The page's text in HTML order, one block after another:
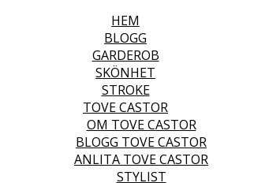
HEM
BLOGG
GARDEROB
SKÖNHET
STROKE
TOVE CASTOR
OM TOVE CASTOR
BLOGG TOVE CASTOR
ANLITA TOVE CASTOR
STYLIST